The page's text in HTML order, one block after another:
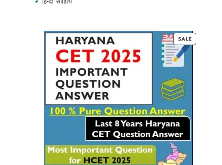
SALE